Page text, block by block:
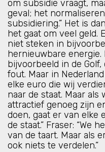
om subsidie vraagt,
geval; het
subsidiering.” Het is
het gaat om veel geld.
niet steken in
hernieuwbare energie.
bijvoorbeeld in de
fout. Maar in
elke euro die wij
naar de staat. Maar
attractief genoeg zijn
doen, gaat er van elke
de staat.” Fraser: “We
van de taart. Maar als
ook niets te verdelen.”